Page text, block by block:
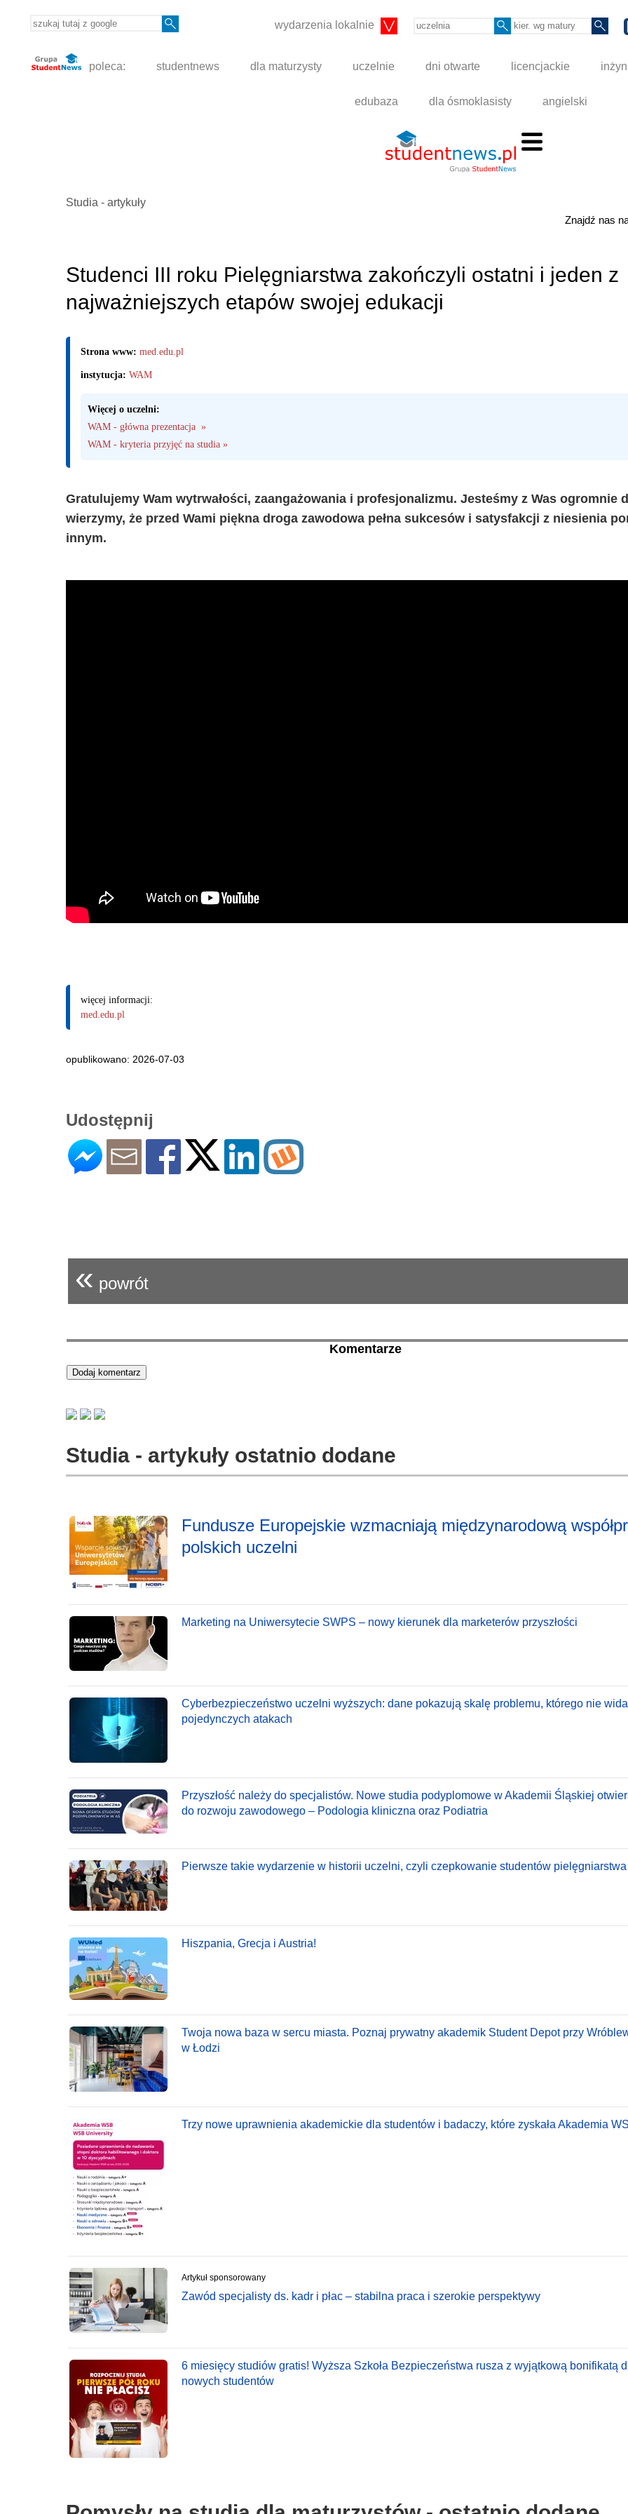
wydarzenia lokalnie
poleca: studentnews dla maturzysty uczelnie dni otwarte licencjackie
edubaza dla ósmoklasisty angielski
Studia - artykuły
Znajdź nas
Studenci III roku Pielęgniarstwa zakończyli ostatni i jeden z
najważniejszych etapów swojej edukacji
Strona www: med.edu.pl
instytucja: WAM
Więcej o uczelni:
WAM - główna prezentacja  »
WAM - kryteria przyjęć na studia »
Gratulujemy Wam wytrwałości, zaangażowania i profesjonalizmu. Jesteśmy z Was ogromnie
wierzymy, że przed Wami piękna droga zawodowa pełna sukcesów i satysfakcji z niesienia
innym.
więcej informacji:
med.edu.pl
opublikowano: 2026-07-03
Udostępnij
« powrót
Komentarze
Studia - artykuły ostatnio dodane
Fundusze Europejskie wzmacniają międzynarodową
polskich uczelni
Marketing na Uniwersytecie SWPS – nowy kierunek dla marketerów przyszłości
Cyberbezpieczeństwo uczelni wyższych: dane pokazują skalę problemu, którego nie
pojedynczych atakach
Przyszłość należy do specjalistów. Nowe studia podyplomowe w Akademii Śląskiej
do rozwoju zawodowego – Podologia kliniczna oraz Podiatria
Pierwsze takie wydarzenie w historii uczelni, czyli czepkowanie studentów
Hiszpania, Grecja i Austria!
Twoja nowa baza w sercu miasta. Poznaj prywatny akademik Student Depot przy
w Łodzi
Trzy nowe uprawnienia akademickie dla studentów i badaczy, które zyskała Akademia
Artykuł sponsorowany
Zawód specjalisty ds. kadr i płac – stabilna praca i szerokie perspektywy
6 miesięcy studiów gratis! Wyższa Szkoła Bezpieczeństwa rusza z wyjątkową bonifikatą
nowych studentów